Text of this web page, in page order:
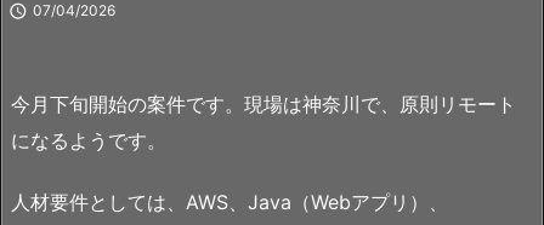
 07/04/2026
今月下旬開始の案件です。現場は神奈川で、原則リモート
になるようです。
人材要件としては、AWS、Java（Webアプリ）、